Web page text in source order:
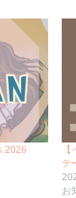
2026
テ
お